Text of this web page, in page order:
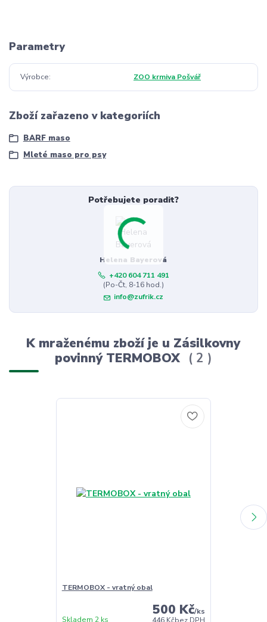
Parametry
Výrobce ZOO krmiva Pošvář
Zboží zařazeno v kategoriích
BARF maso
Mleté maso pro psy
Potřebujete poradit?
Helena Bayerová
+420 604 711 491
(Po-Čt, 8-16 hod.)
info@zufrik.cz
K mraženému zboží je u Zásilkovny
povinný TERMOBOX
2
TERMOBOX - vratný obal
500 Kč/ks
446 Kčbez DPH
Skladem 2 ks